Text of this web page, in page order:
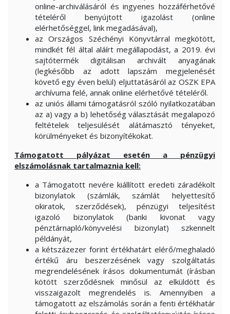
online-archiválásáról és ingyenes hozzáférhetővé
tételéről benyújtott igazolást (online
elérhetőséggel, link megadásával),
az Országos Széchényi Könyvtárral megkötött,
mindkét fél által aláírt megállapodást, a 2019. évi
sajtótermék digitálisan archivált anyagának
(legkésőbb az adott lapszám megjelenését
követő egy éven belül) eljuttatásáról az OSZK EPA
archívuma felé, annak online elérhetővé tételéről.
az uniós állami támogatásról szóló nyilatkozatában
az a) vagy a b) lehetőség választását megalapozó
feltételek teljesülését alátámasztó tényeket,
körülményeket és bizonyítékokat.
Támogatott pályázat esetén a pénzügyi
elszámolásnak tartalmaznia kell:
a Támogatott nevére kiállított eredeti záradékolt
bizonylatok (számlák, számlát helyettesítő
okiratok, szerződések), pénzügyi teljesítést
igazoló bizonylatok (banki kivonat vagy
pénztárnapló/könyvelési bizonylat) szkennelt
példányát,
a kétszázezer forint értékhatárt elérő/meghaladó
értékű áru beszerzésének vagy szolgáltatás
megrendelésének írásos dokumentumát (írásban
kötött szerződésnek minősül az elküldött és
visszaigazolt megrendelés is. Amennyiben a
támogatott az elszámolás során a fenti értékhatár